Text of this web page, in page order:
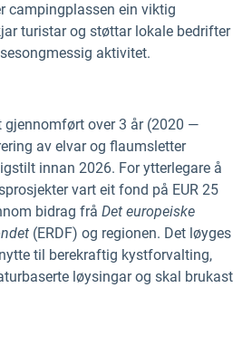
campingplassen ein viktig
turistar og støttar lokale bedrifter
aktivitet.
gjennomført over 3 år (2020 —
av elvar og flaumsletter
innan 2026. For ytterlegare å
vart eit fond på EUR 25
bidrag frå Det europeiske
(ERDF) og regionen. Det løyges
til berekraftig kystforvalting,
løysingar og skal brukast